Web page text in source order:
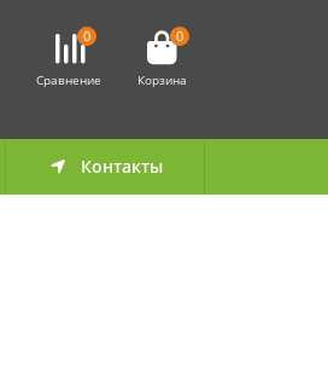
0
Сравнение
0
Корзина
Контакты